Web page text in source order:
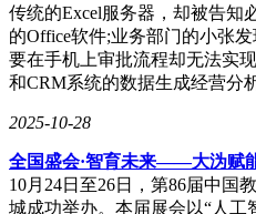
传统的Excel服务器，却被告知
的Office软件;业务部门的小张
要在手机上审批流程却无法实
和CRM系统的数据生成经营分
2025-10-28
全国盛会·智育未来——大沩赋
10月24日至26日，第86届中国
城成功举办。本届展会以“人